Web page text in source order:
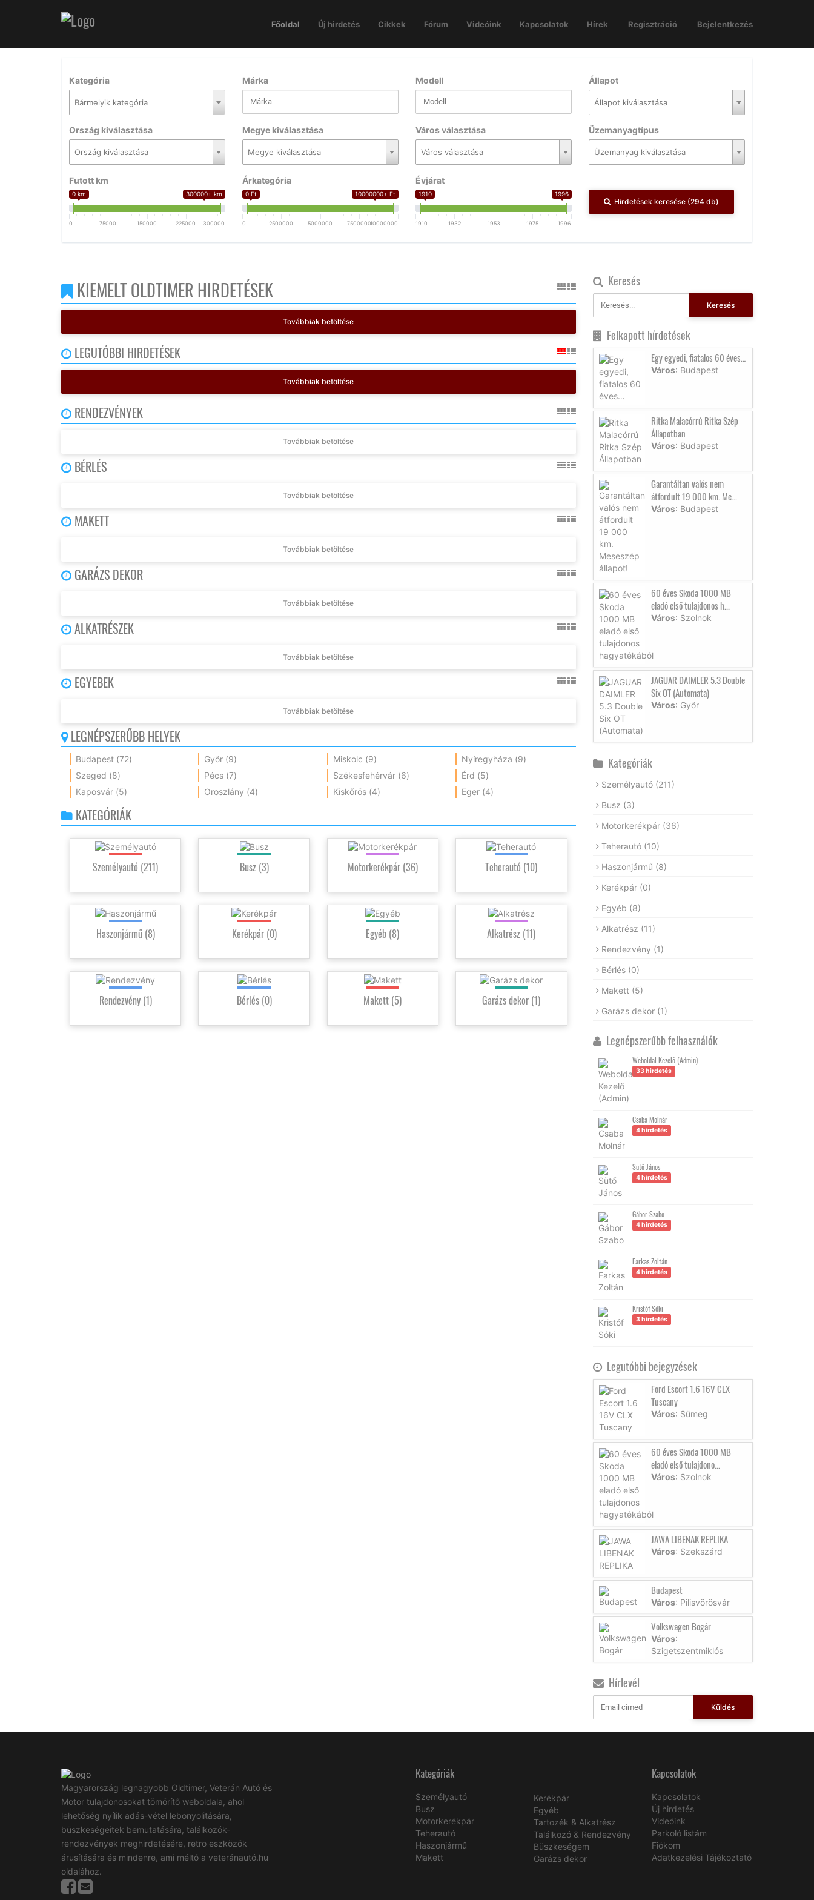
Főoldal Új hirdetés Cikkek Fórum Videóink Kapcsolatok Hírek Regisztráció Bejelentkezés
Kategória
Bármelyik kategória
Márka Modell Állapot
Állapot kiválasztása
Ország kiválasztása
Ország kiválasztása
Megye kiválasztása
Megye kiválasztása
Város választása
Város választása
Üzemanyagtípus
Üzemanyag kiválasztása
Futott km
0 km 300000+ km
0 75000 150000 225000 300000
Árkategória
0 Ft 10000000+ Ft
0 2500000 5000000 750000010000000
Évjárat
1910 1996
1910 1932 1953 1975 1996
Hirdetések keresése (294 db)
KIEMELT OLDTIMER HIRDETÉSEK
Továbbiak betöltése
LEGUTÓBBI HIRDETÉSEK
Továbbiak betöltése
RENDEZVÉNYEK
Továbbiak betöltése
BÉRLÉS
Továbbiak betöltése
MAKETT
Továbbiak betöltése
GARÁZS DEKOR
Továbbiak betöltése
ALKATRÉSZEK
Továbbiak betöltése
EGYEBEK
Továbbiak betöltése
LEGNÉPSZERŰBB HELYEK
Budapest (72) Győr (9) Miskolc (9) Nyíregyháza
(9)
Szeged
(8) Pécs (7) Székesfehérvár (6) Érd
(5)
Kaposvár
(5) Oroszlány (4) Kiskőrös (4) Eger (4)
KATEGÓRIÁK
Személyautó (211) Busz (3) Motorkerékpár (36) Teherautó (10)
Haszonjármű (8) Kerékpár (0) Egyéb (8) Alkatrész (11)
Rendezvény (1) Bérlés (0) Makett (5) Garázs dekor (1)
Keresés
Keresés
Felkapott hírdetések
Egy egyedi, fiatalos 60 éves…
Város: Budapest
Ritka Malacórrú Ritka Szép
Állapotban
Város: Budapest
Garantáltan valós nem
átfordult 19 000 km. Me...
Város: Budapest
60 éves Skoda 1000 MB
eladó első tulajdonos h...
Város: Szolnok
JAGUAR DAIMLER 5.3 Double
Six OT (Automata)
Város: Győr
Kategóriák
Személyautó (211)
Busz (3)
Motorkerékpár (36)
Teherautó (10)
Haszonjármű (8)
Kerékpár (0)
Egyéb (8)
Alkatrész (11)
Rendezvény (1)
Bérlés (0)
Makett (5)
Garázs dekor (1)
Legnépszerűbb felhasználók
Weboldal Kezelő (Admin)
33 hirdetés
Csaba Molnár
4 hirdetés
Sütő János
4 hirdetés
Gábor Szabo
4 hirdetés
Farkas Zoltán
4 hirdetés
Kristóf Sóki
3 hirdetés
Legutóbbi bejegyzések
Ford Escort 1.6 16V CLX
Tuscany
Város: Sümeg
60 éves Skoda 1000 MB
eladó első tulajdono...
Város: Szolnok
JAWA LIBENAK REPLIKA
Város: Szekszárd
Budapest
Város: Pilisvörösvár
Volkswagen Bogár
Város:
Szigetszentmiklós
Hírlevél
Küldés
Magyarország legnagyobb Oldtimer, Veterán Autó és
Motor tulajdonosokat tömörítő weboldala, ahol
lehetőség nyílik adás-vétel lebonyolitására,
büszkeségeitek bemutatására, találkozók-
rendezvények meghirdetésére, retro eszközök
árusítására és mindenre, ami méltó a veteránautó.hu
oldalához.
Kategóriák
Személyautó
Busz
Motorkerékpár
Teherautó
Haszonjármű
Makett
Kerékpár
Egyéb
Tartozék & Alkatrész
Találkozó & Rendezvény
Büszkeségem
Garázs dekor
Kapcsolatok
Kapcsolatok
Új hirdetés
Videóink
Parkoló listám
Fiókom
Adatkezelési Tájékoztató